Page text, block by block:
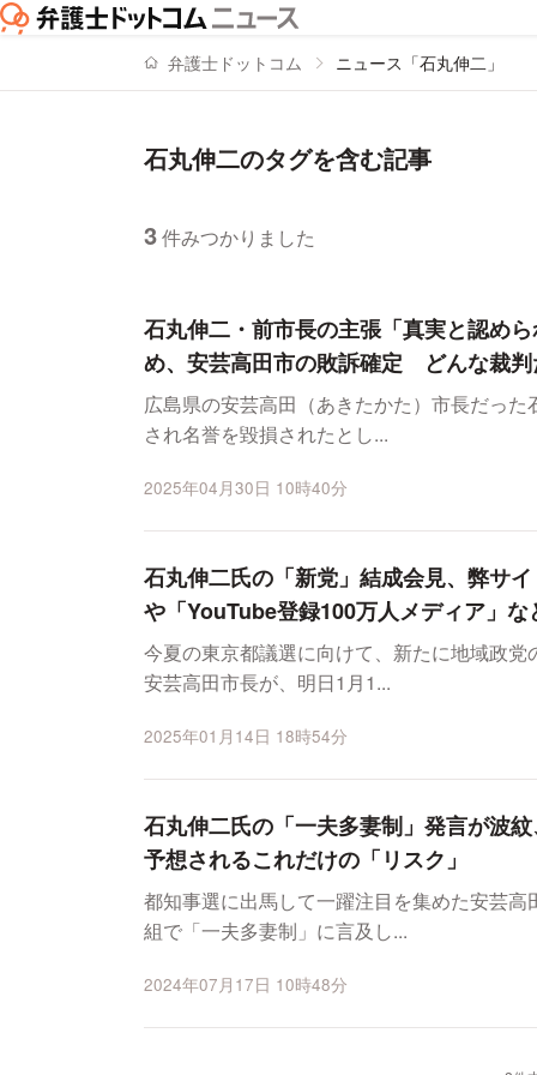
弁護士ドットコム ニュース「石丸伸二」
石丸伸二のタグを含む記事
3件みつかりました
石丸伸二・前市長の主張「真実と認め
め、安芸高田市の敗訴確定 どんな裁判
広島県の安芸高田（あきたかた）市長だっ
され名誉を毀損されたとし...
2025年04月30日 10時40分
石丸伸二氏の「新党」結成会見、弊サ
や「YouTube登録100万人メディア」な
今夏の東京都議選に向けて、新たに地域政
安芸高田市長が、明日1月1...
2025年01月14日 18時54分
石丸伸二氏の「一夫多妻制」発言が波
予想されるこれだけの「リスク」
都知事選に出馬して一躍注目を集めた安芸
組で「一夫多妻制」に言及し...
2024年07月17日 10時48分